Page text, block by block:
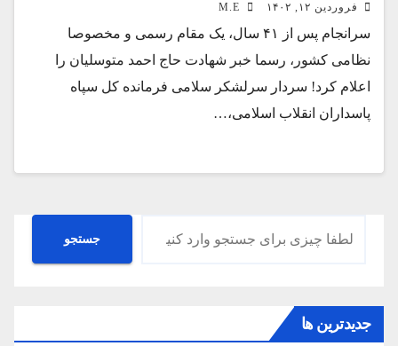
فروردین ۱۲, ۱۴۰۲
سرانجام پس از ۴١ سال، یک مقام رسمی و مخصوصا
نظامی کشور، رسما خبر شهادت حاج احمد متوسلیان را
اعلام کرد! سردار سرلشکر سلامی فرمانده کل سپاه
پاسداران انقلاب اسلامی،…
جستجو جستجو
جدیدترین ها